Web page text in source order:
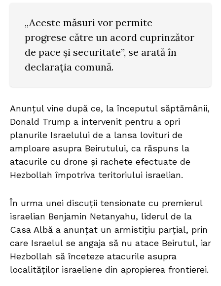
„Aceste măsuri vor permite
progrese către un acord cuprinzător
de pace și securitate”, se arată în
declarația comună.
Anunțul vine după ce, la începutul săptămânii,
Donald Trump a intervenit pentru a opri
planurile Israelului de a lansa lovituri de
amploare asupra Beirutului, ca răspuns la
atacurile cu drone și rachete efectuate de
Hezbollah împotriva teritoriului israelian.
În urma unei discuții tensionate cu premierul
israelian Benjamin Netanyahu, liderul de la
Casa Albă a anunțat un armistițiu parțial, prin
care Israelul se angaja să nu atace Beirutul, iar
Hezbollah să înceteze atacurile asupra
localităților israeliene din apropierea frontierei.